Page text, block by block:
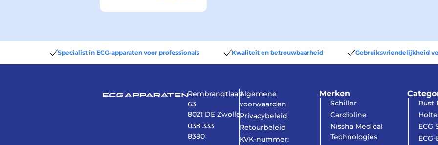
Specialist in ECG-apparaten voor professionals Kwaliteit en betrouwbaarheid Gebruiksvriendelijkheid
Rembrandtlaan
63
8021 DE Zwolle
038 333
8380
Algemene
voorwaarden
Privacybeleid
Retourbeleid
KVK-nummer:
Merken
Schiller
Cardioline
Nissha Medical
Technologies
Rust
ECG